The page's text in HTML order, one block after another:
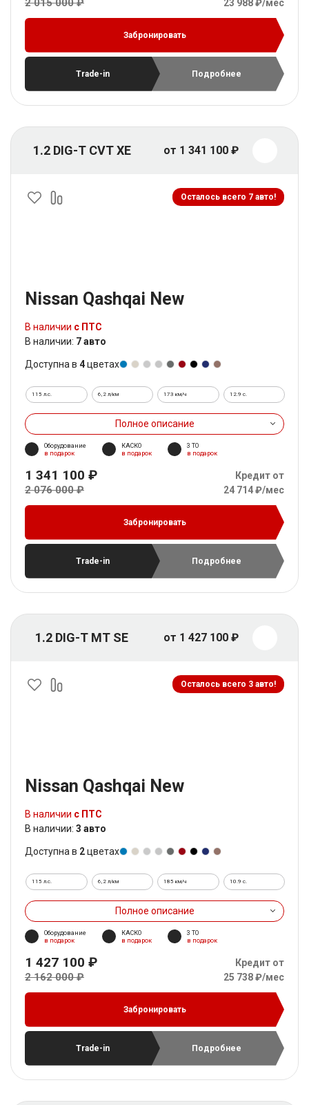
2 015 000 ₽ 23 988 ₽/мес
Забронировать
Trade-in Подробнее
1.2 DIG-T CVT XE от 1 341 100 ₽
Осталось всего 7 авто!
Nissan Qashqai New
В наличии с ПТС
В наличии: 7 авто
Доступна в 4цветах
115 л.с. 6,2 л/км 173 км/ч 12.9 c.
Полное описание
Оборудование
в подарок
КАСКО
в подарок
3 ТО
в подарок
1 341 100 ₽
2 076 000 ₽
Кредит от
24 714 ₽/мес
Забронировать
Trade-in Подробнее
1.2 DIG-T MT SE от 1 427 100 ₽
Осталось всего 3 авто!
Nissan Qashqai New
В наличии с ПТС
В наличии: 3 авто
Доступна в 2цветах
115 л.с. 6,2 л/км 185 км/ч 10.9 c.
Полное описание
Оборудование
в подарок
КАСКО
в подарок
3 ТО
в подарок
1 427 100 ₽
2 162 000 ₽
Кредит от
25 738 ₽/мес
Забронировать
Trade-in Подробнее